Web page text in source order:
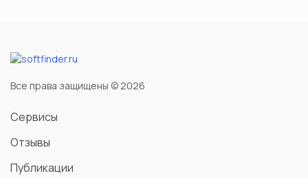
Все права защищены © 2026
Сервисы
Отзывы
Публикации